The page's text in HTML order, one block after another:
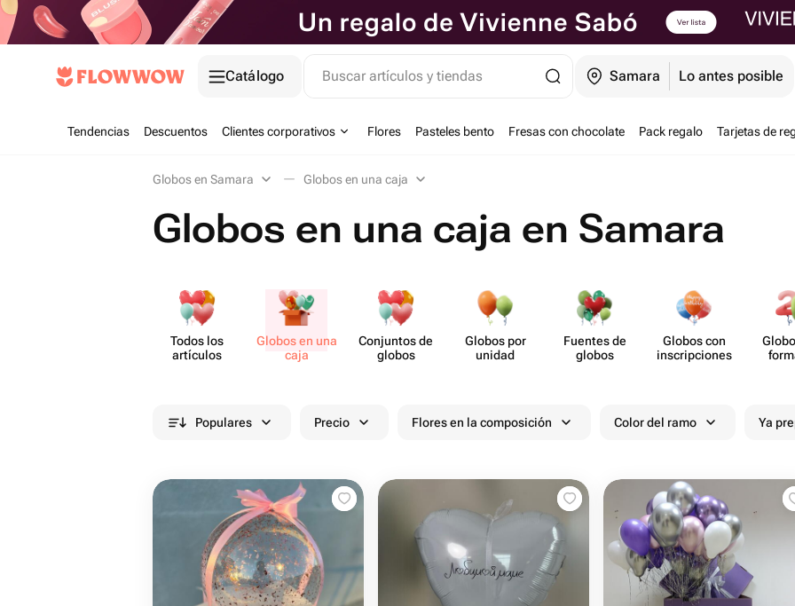
Catálogo Buscar artículos y tiendas Samara Lo antes posible
Tendencias Descuentos Clientes corporativos Flores Pasteles bento Fresas con chocolate Pack regalo Tarjetas de
Globos en Samara Globos en una caja
Globos en una caja en Samara
Todos los
artículos
Globos en una
caja
Conjuntos de
globos
Globos por
unidad
Fuentes de
globos
Globos con
inscrip​ciones
Populares Precio Flores en la composición Color del ramo Ya